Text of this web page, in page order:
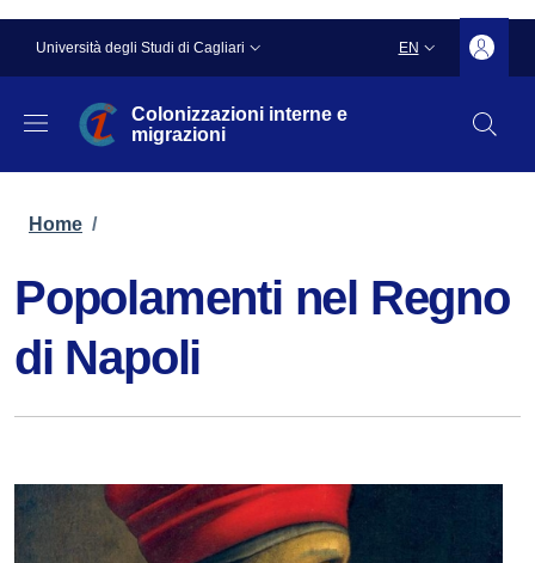
Slim top
Università degli Studi di Cagliari
LANGUAGE
EN
Colonizzazioni interne e
migrazioni
Breadcrumb
Home /
Popolamenti nel Regno
di Napoli
Image: